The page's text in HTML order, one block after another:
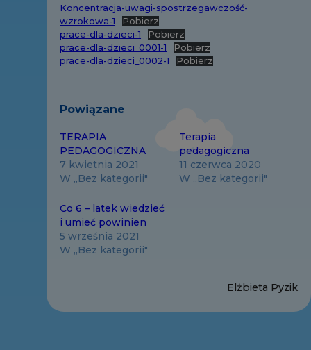
Koncentracja-uwagi-spostrzegawczość-
wzrokowa-1
Pobierz
prace-dla-dzieci-1
Pobierz
prace-dla-dzieci_0001-1
Pobierz
prace-dla-dzieci_0002-1
Pobierz
Powiązane
TERAPIA
PEDAGOGICZNA
7 kwietnia 2021
W „Bez kategorii"
Terapia
pedagogiczna
11 czerwca 2020
W „Bez kategorii"
Co 6 – latek wiedzieć
i umieć powinien
5 września 2021
W „Bez kategorii"
Elżbieta Pyzik